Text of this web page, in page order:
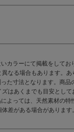
カラーにて掲載をして
なる場合もあります。あ
た寸法となります。商
はあくまでも目安として
よっては、天然素材の特
差がある場合がありま